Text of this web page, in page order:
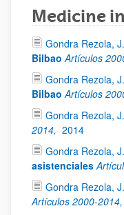
Medicine
Gondra Rezola, J.
Bilbao Artículos
Gondra Rezola, J.
Bilbao Artículos
Gondra Rezola, J.
2014, 2014
Gondra Rezola, J.
asistenciales
Gondra Rezola, J.
Artículos 2000-2014,